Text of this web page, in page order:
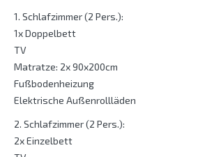
1. Schlafzimmer (2 Pers.):
1x Doppelbett
TV
Matratze: 2x 90x200cm
Fußbodenheizung
Elektrische Außenrollläden
2. Schlafzimmer (2 Pers.):
2x Einzelbett